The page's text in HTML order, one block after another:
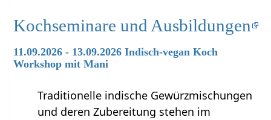
Kochseminare und Ausbildungen
11.09.2026 - 13.09.2026 Indisch-vegan Koch
Workshop mit Mani
Traditionelle indische Gewürzmischungen
und deren Zubereitung stehen im